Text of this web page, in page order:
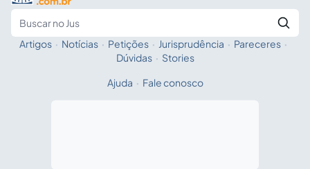
Fale com a IA
Artigos · Notícias · Petições · Jurisprudência · Pareceres ·
Dúvidas · Stories
Ajuda · Fale conosco